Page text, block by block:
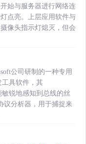
始与服务器进行网络连
点亮。上层应用软件与
像头指示灯熄灭，但会
公司研制的一种专用
具软件，其
敏锐地感知到总线的丝
议分析器，用于捕捉来